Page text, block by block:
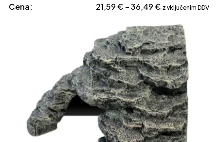
Cena: 21,59€ – 36,49€ Cenovni
od
21,59 €
do
36,49 €
z vključenim DDV